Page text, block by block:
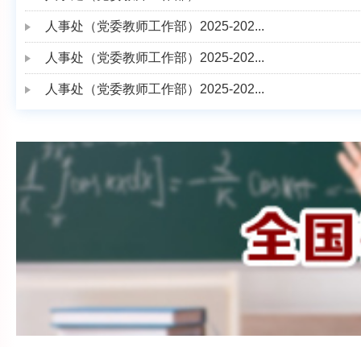
人事处（党委教师工作部）2025-202...
人事处（党委教师工作部）2025-202...
人事处（党委教师工作部）2025-202...